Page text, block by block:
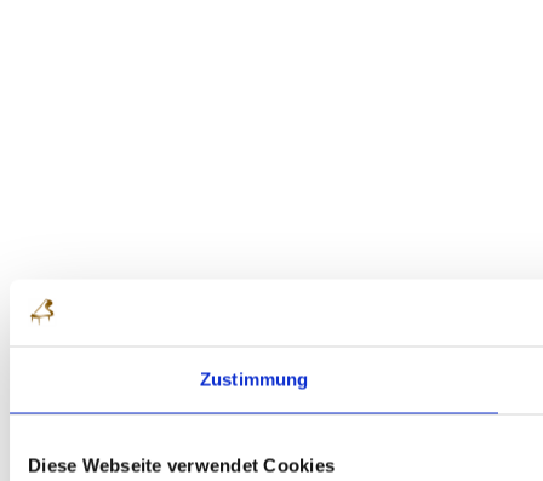
Zustimmung
Diese Webseite verwendet Cookies